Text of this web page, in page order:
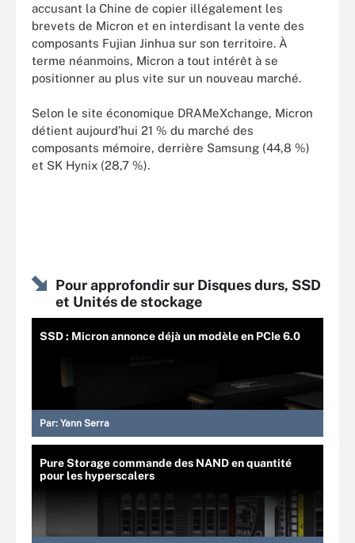
accusant la Chine de copier illégalement les
brevets de Micron et en interdisant la vente des
composants Fujian Jinhua sur son territoire. À
terme néanmoins, Micron a tout intérêt à se
positionner au plus vite sur un nouveau marché.
Selon le site économique DRAMeXchange, Micron
détient aujourd’hui 21 % du marché des
composants mémoire, derrière Samsung (44,8 %)
et SK Hynix (28,7 %).
Pour approfondir sur Disques durs, SSD
et Unités de stockage
SSD : Micron annonce déjà un modèle en PCIe 6.0
Par: Yann Serra
Pure Storage commande des NAND en quantité
pour les hyperscalers